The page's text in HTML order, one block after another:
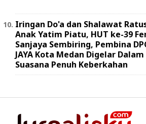
Iringan Do'a dan Shalawat
Anak Yatim Piatu, HUT ke-39
Sanjaya Sembiring, Pembina
JAYA Kota Medan Digelar Dalam
Suasana Penuh Keberkahan